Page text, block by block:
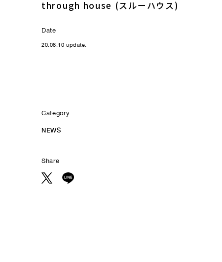
through house (スルーハウス)
Date
20.08.10 update.
Category
NEWS
Share